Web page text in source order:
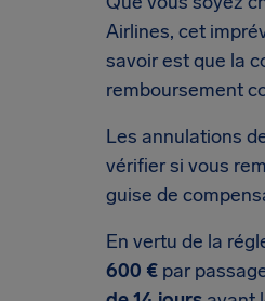
Airlines, cet
savoir est que la
remboursement
Les annulations
vérifier si vous
guise de
En vertu de la
600 € par